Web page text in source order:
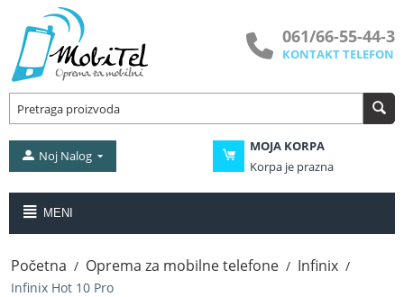
061/66-55-44-3
KONTAKT TELEFON
MOJA KORPA
Korpa je prazna
Noj Nalog
MENI
Početna / Oprema za mobilne telefone / Infinix /
Infinix Hot 10 Pro